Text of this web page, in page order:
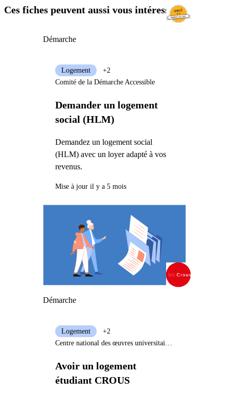
Ces fiches peuvent aussi vous intéresser
Démarche
Demander un logement
social (HLM)
Demandez un logement social
(HLM) avec un loyer adapté à vos
revenus.
Logement
+2
Comité de la Démarche Accessible
Mise à jour il y a 5 mois
Démarche
Avoir un logement
étudiant CROUS
Logement
+2
Centre national des œuvres universitaires et scolaires (CNOUS)